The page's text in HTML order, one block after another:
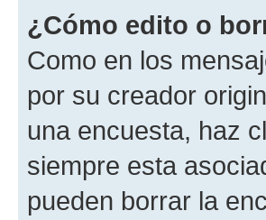
¿Cómo edito o
Como en los
por su creador
una encuesta, haz
siempre esta
pueden borrar la